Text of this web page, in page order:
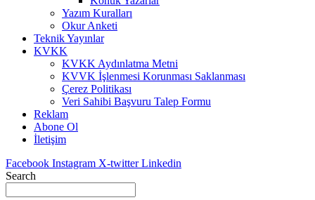
Yazım Kuralları
Okur Anketi
Teknik Yayınlar
KVKK
KVKK Aydınlatma Metni
KVVK İşlenmesi Korunması Saklanması
Çerez Politikası
Veri Sahibi Başvuru Talep Formu
Reklam
Abone Ol
İletişim
Facebook Instagram X-twitter Linkedin
Search